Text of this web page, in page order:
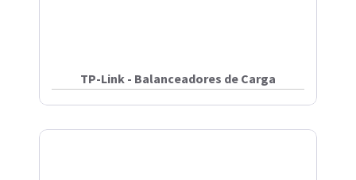
TP-Link - Balanceadores de Carga